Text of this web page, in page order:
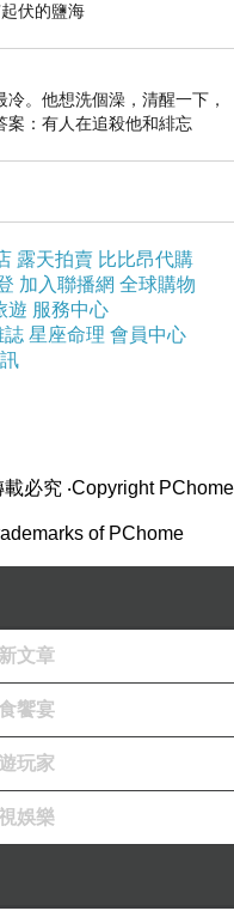
選，不用等店家開
好啦~~你一定要來
面料拼接布蕾絲下襬
伏的鹽海
。他想洗個澡，清醒一下，
案：有人在追殺他和緋忘
露天拍賣 比比昂代購
加入聯播網 全球購物
遊 服務中心
誌 星座命理 會員中心
載必究 ‧Copyright PChome
of PChome
文章
饗宴
玩家
娛樂